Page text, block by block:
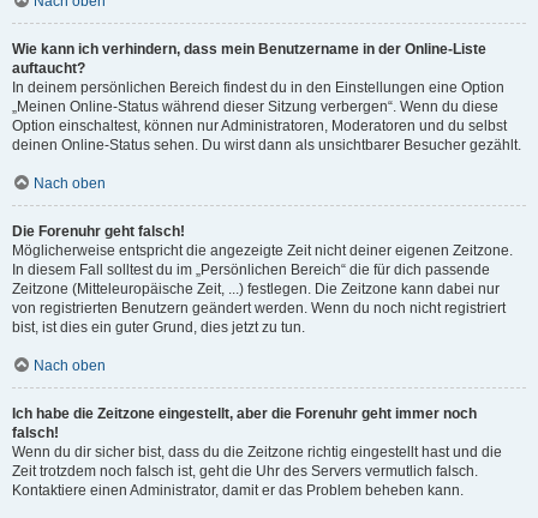
Wie kann ich verhindern, dass mein Benutzername in der Online-Liste
auftaucht?
In deinem persönlichen Bereich findest du in den Einstellungen eine Option
„Meinen Online-Status während dieser Sitzung verbergen“. Wenn du diese
Option einschaltest, können nur Administratoren, Moderatoren und du selbst
deinen Online-Status sehen. Du wirst dann als unsichtbarer Besucher gezählt.
Nach oben
Die Forenuhr geht falsch!
Möglicherweise entspricht die angezeigte Zeit nicht deiner eigenen Zeitzone.
In diesem Fall solltest du im „Persönlichen Bereich“ die für dich passende
Zeitzone (Mitteleuropäische Zeit, ...) festlegen. Die Zeitzone kann dabei nur
von registrierten Benutzern geändert werden. Wenn du noch nicht registriert
bist, ist dies ein guter Grund, dies jetzt zu tun.
Nach oben
Ich habe die Zeitzone eingestellt, aber die Forenuhr geht immer noch
falsch!
Wenn du dir sicher bist, dass du die Zeitzone richtig eingestellt hast und die
Zeit trotzdem noch falsch ist, geht die Uhr des Servers vermutlich falsch.
Kontaktiere einen Administrator, damit er das Problem beheben kann.